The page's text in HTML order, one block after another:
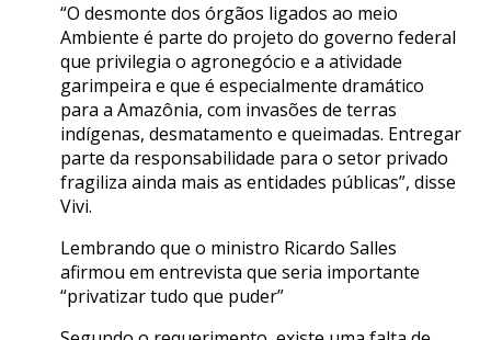
“O desmonte dos órgãos ligados ao meio
Ambiente é parte do projeto do governo federal
que privilegia o agronegócio e a atividade
garimpeira e que é especialmente dramático
para a Amazônia, com invasões de terras
indígenas, desmatamento e queimadas. Entregar
parte da responsabilidade para o setor privado
fragiliza ainda mais as entidades públicas”, disse
Vivi.
Lembrando que o ministro Ricardo Salles
afirmou em entrevista que seria importante
“privatizar tudo que puder”